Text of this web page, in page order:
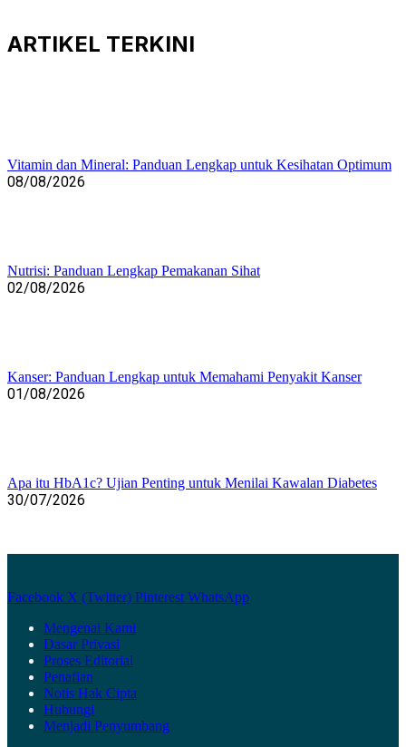
ARTIKEL TERKINI
Vitamin dan Mineral: Panduan Lengkap untuk Kesihatan Optimum
08/08/2026
Nutrisi: Panduan Lengkap Pemakanan Sihat
02/08/2026
Kanser: Panduan Lengkap untuk Memahami Penyakit Kanser
01/08/2026
Apa itu HbA1c? Ujian Penting untuk Menilai Kawalan Diabetes
30/07/2026
Facebook X (Twitter) Pinterest WhatsApp
Mengenai Kami
Dasar Privasi
Proses Editorial
Penafian
Notis Hak Cipta
Hubungi
Menjadi Penyumbang